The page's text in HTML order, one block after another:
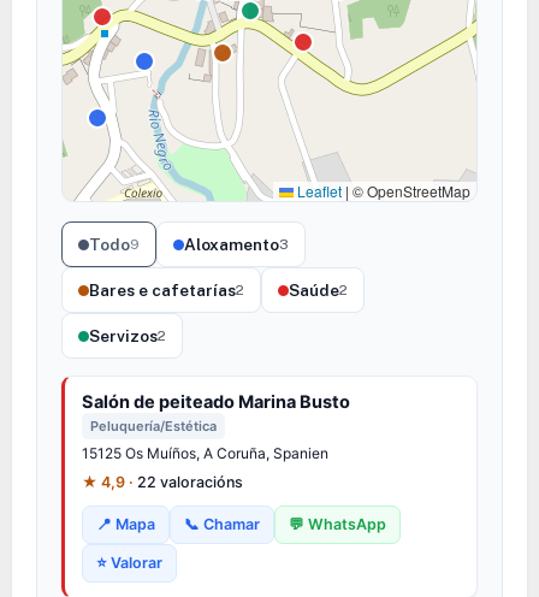
Leaflet | © OpenStreetMap
Todo9 Aloxamento3
Bares e cafetarías2 Saúde2
Servizos2
Salón de peiteado Marina Busto
Peluquería/Estética
15125 Os Muíños, A Coruña, Spanien
★ 4,9 · 22 valoracións
📍 Mapa 📞 Chamar 💬 WhatsApp
⭐ Valorar